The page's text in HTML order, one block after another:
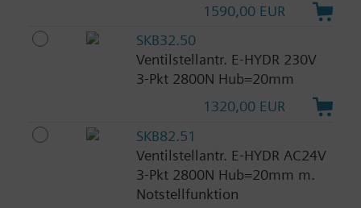
1590,00 EUR
SKB32.50
Ventilstellantr. E-HYDR 230V
3-Pkt 2800N Hub=20mm
1320,00 EUR
SKB82.51
Ventilstellantr. E-HYDR AC24V
3-Pkt 2800N Hub=20mm m.
Notstellfunktion